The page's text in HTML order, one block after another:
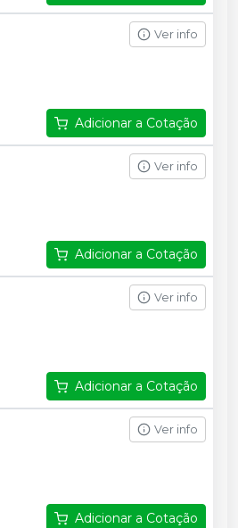
Ver info
Adicionar a Cotação
Ver info
Adicionar a Cotação
Ver info
Adicionar a Cotação
Ver info
Adicionar a Cotação